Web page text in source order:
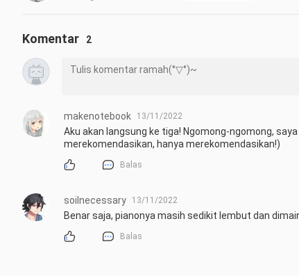
Komentar 2
makenotebook 13/11/2022
Aku akan langsung ke tiga! Ngomong-ngomong,
merekomendasikan, hanya merekomendasikan!)
Balas
soilnecessary 13/11/2022
Benar saja, pianonya masih sedikit lembut dan
Balas